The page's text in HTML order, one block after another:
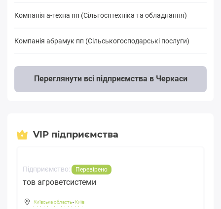
Компанія а-техна пп (Сільгосптехніка та обладнання)
Компанія абрамук пп (Сільськогосподарські послуги)
Переглянути всі підприємства в Черкаси
VIP підприємства
Підприємство: Перевірено
тов агроветсистеми
Київська область- Київ